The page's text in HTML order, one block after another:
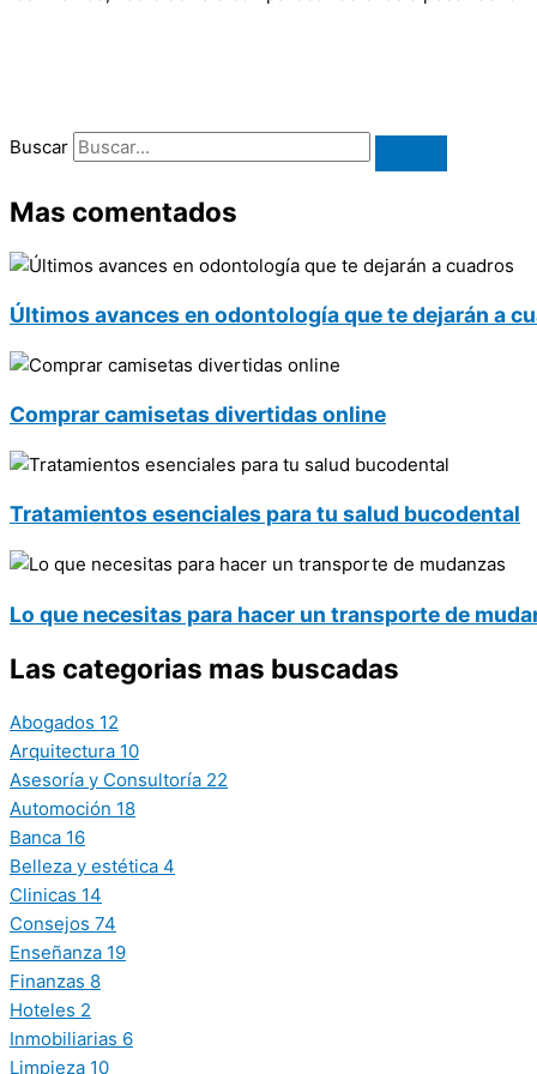
Buscar
Mas comentados
Últimos avances en odontología que te dejarán a
Comprar camisetas divertidas online
Tratamientos esenciales para tu salud bucodental
Lo que necesitas para hacer un transporte de
Las categorias mas buscadas
Abogados 12
Arquitectura 10
Asesoría y Consultoría 22
Automoción 18
Banca 16
Belleza y estética 4
Clinicas 14
Consejos 74
Enseñanza 19
Finanzas 8
Hoteles 2
Inmobiliarias 6
Limpieza 10